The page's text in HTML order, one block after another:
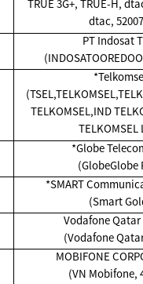
TRUE 3G+, TRUE-H,
dtac,
PT Indosat
TELKOMSEL,IND
TELKOMSEL
*Globe
(GlobeGlobe
*SMART
(Smart
Vodafone Qatar
(Vodafone
MOBIFONE
(VN Mobifone,